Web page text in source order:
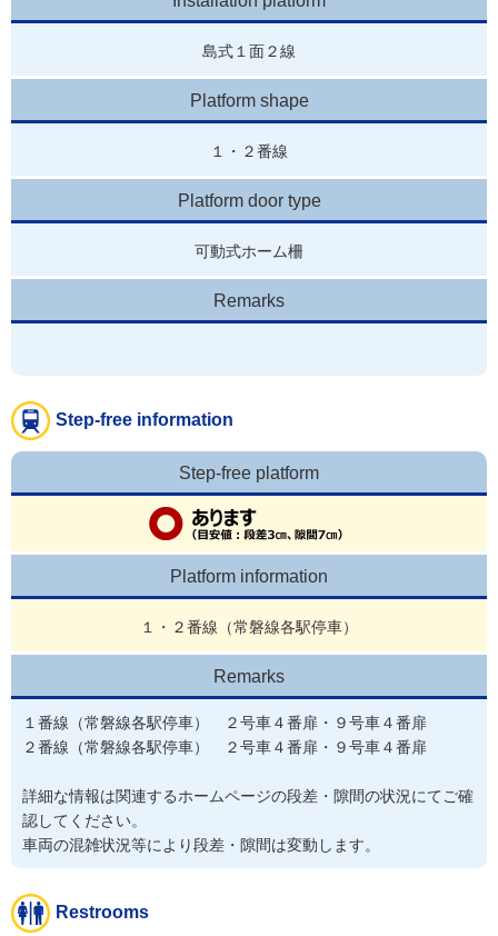
島式１面２線
Platform shape
１・２番線
Platform door type
可動式ホーム柵
Remarks
Step-free information
Step-free platform
Platform information
１・２番線（常磐線各駅停車）
Remarks
１番線（常磐線各駅停車）　２号車４番扉・９号車４番扉
２番線（常磐線各駅停車）　２号車４番扉・９号車４番扉
詳細な情報は関連するホームページの段差・隙間の状況にてご確
認してください。
Restrooms